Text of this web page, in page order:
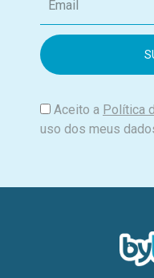
m
i
Aceito a Política
uso dos meus